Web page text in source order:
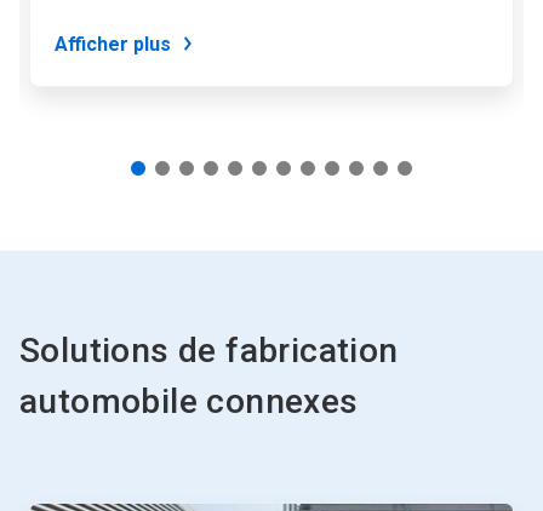
pointsAfficher plus
Solutions de fabrication
automobile connexes
Ceci